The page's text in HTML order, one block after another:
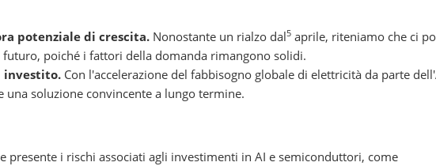
potenziale di crescita. Nonostante un rialzo dal5 aprile, riteniamo che ci
poiché i fattori della domanda rimangono solidi.
investito. Con l'accelerazione del fabbisogno globale di elettricità da parte
una soluzione convincente a lungo termine.
presente i rischi associati agli investimenti in AI e semiconduttori, come